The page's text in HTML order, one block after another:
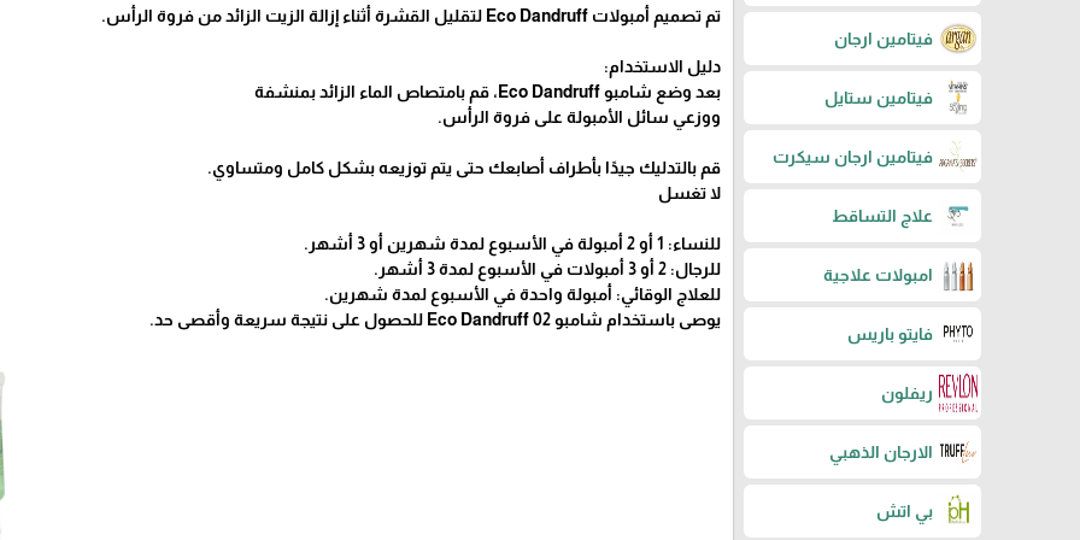
فيتامين ارجان
فيتامين ستايل
فيتامين ارجان سيكرت
علاج التساقط
امبولات علاجية
فايتو باريس
ريفلون
الارجان الذهبي
بي اتش
تم تصميم أمبولات Eco Dandruff لتقليل القشرة أثناء إزالة الزيت الزائد من فروة الرأس.
دليل الاستخدام:
بعد وضع شامبو Eco Dandruff، قم بامتصاص الماء الزائد بمنشفة
ووزعي سائل الأمبولة على فروة الرأس.
قم بالتدليك جيدًا بأطراف أصابعك حتى يتم توزيعه بشكل كامل ومتساوي.
لا تغسل
للنساء: 1 أو 2 أمبولة في الأسبوع لمدة شهرين أو 3 أشهر.
للرجال: 2 أو 3 أمبولات في الأسبوع لمدة 3 أشهر.
للعلاج الوقائي: أمبولة واحدة في الأسبوع لمدة شهرين.
يوصى باستخدام شامبو Eco Dandruff 02 للحصول على نتيجة سريعة وأقصى حد.